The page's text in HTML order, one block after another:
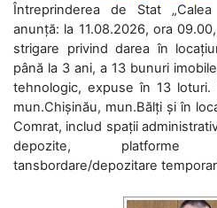
Întreprinderea de Stat
anunță: la 11.08.2026, ora
strigare privind darea în
până la 3 ani, a 13 bunuri
tehnologic, expuse în 13 loturi.
mun.Chișinău, mun.Bălți și în
Comrat, includ spații
depozite,
tansbordare/depozitare